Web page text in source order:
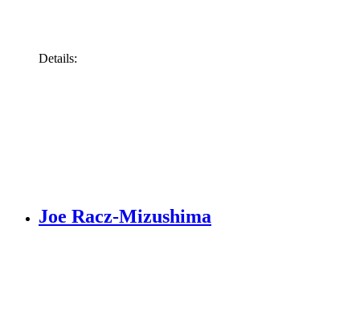
Details:
Joe Racz-Mizushima